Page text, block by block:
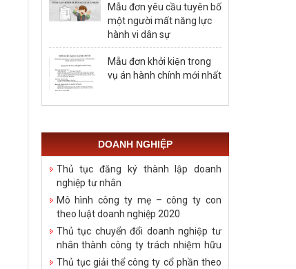
Mẫu đơn yêu cầu tuyên bố
một người mất năng lực
hành vi dân sự
Mẫu đơn khởi kiện trong
vụ án hành chính mới nhất
DOANH NGHIỆP
Thủ tục đăng ký thành lập doanh
nghiệp tư nhân
Mô hình công ty mẹ – công ty con
theo luật doanh nghiệp 2020
Thủ tục chuyển đổi doanh nghiệp tư
nhân thành công ty trách nhiệm hữu
hạn
Thủ tục giải thể công ty cổ phần theo